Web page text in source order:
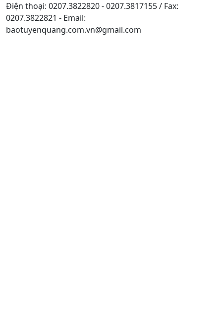
Điện thoại: 0207.3822820 - 0207.3817155 / Fax:
0207.3822821 - Email:
baotuyenquang.com.vn@gmail.com